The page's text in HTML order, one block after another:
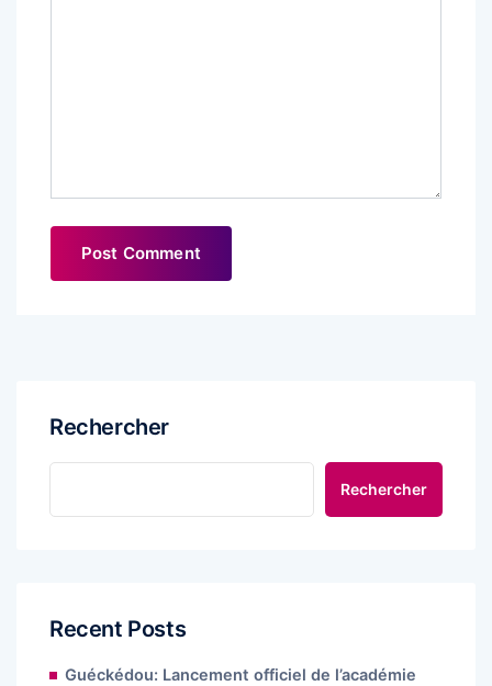
Rechercher
Rechercher
Recent Posts
Guéckédou: Lancement officiel de l’académie